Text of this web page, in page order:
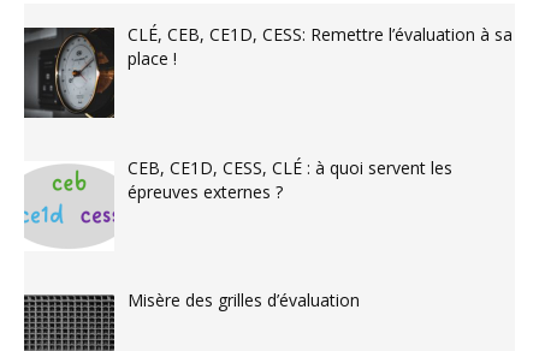
CLÉ, CEB, CE1D, CESS: Remettre l’évaluation à sa
place !
CEB, CE1D, CESS, CLÉ : à quoi servent les
épreuves externes ?
Misère des grilles d’évaluation